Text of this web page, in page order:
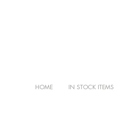
HOME IN STOCK ITEMS